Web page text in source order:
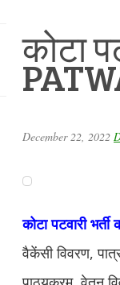
कोटा
December 22, 2022
कोटा पटवारी
वैकेंसी विवरण,